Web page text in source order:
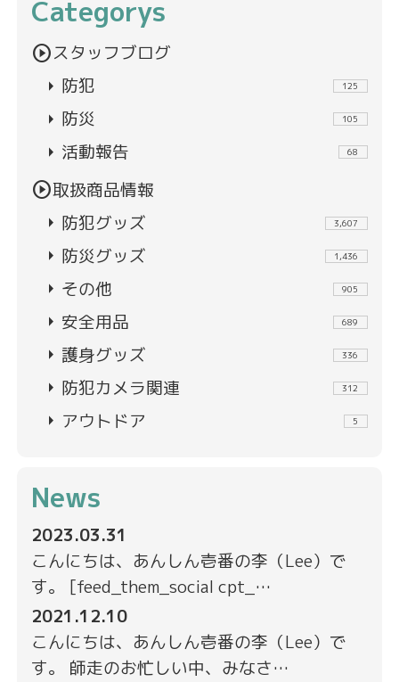
Categorys
play_circleスタッフブログ
arrow_right 防犯 125
arrow_right 防災 105
arrow_right 活動報告 68
play_circle取扱商品情報
arrow_right 防犯グッズ 3,607
arrow_right 防災グッズ 1,436
arrow_right その他 905
arrow_right 安全用品 689
arrow_right 護身グッズ 336
arrow_right 防犯カメラ関連 312
arrow_right アウトドア 5
News
2023.03.31
こんにちは、あんしん壱番の李（Lee）で
す。 [feed_them_social cpt_…
2021.12.10
こんにちは、あんしん壱番の李（Lee）で
す。 師走のお忙しい中、みなさ…